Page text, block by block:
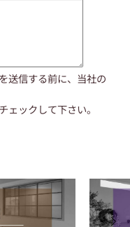
送信する前に、当社の
ェックして下さい。